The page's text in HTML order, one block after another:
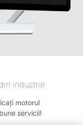
industrie
motorul
servicii!